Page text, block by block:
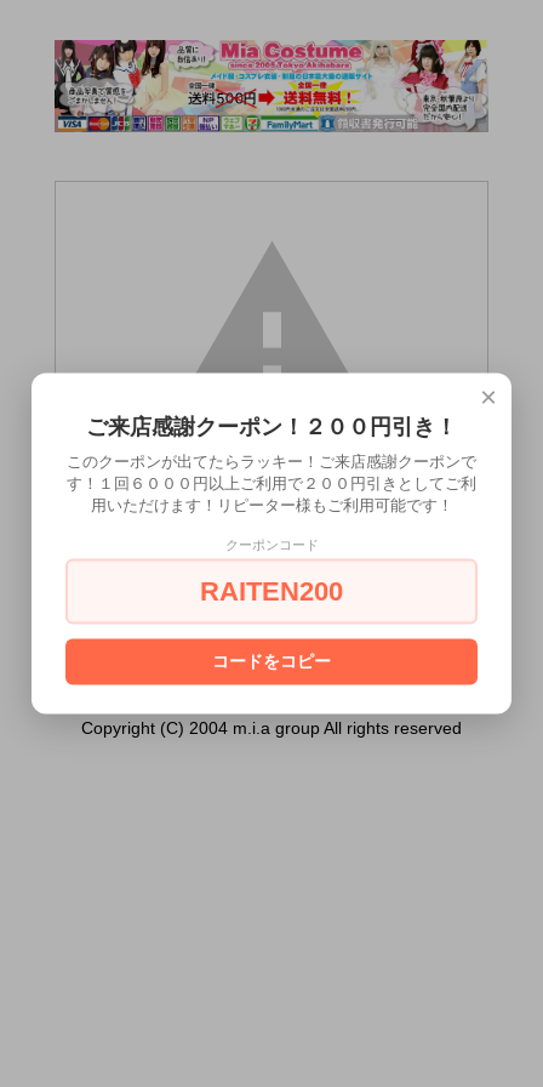
18歳未満の方には販売できません。
あなたは18歳以上ですか？
[ はい ] [ いいえ ]
Copyright (C) 2004 m.i.a group All rights reserved
×
ご来店感謝クーポン！２００円引き！
このクーポンが出てたらラッキー！ご来店感謝クーポンで
す！１回６０００円以上ご利用で２００円引きとしてご利
用いただけます！リピーター様もご利用可能です！
クーポンコード
RAITEN200
コードをコピー